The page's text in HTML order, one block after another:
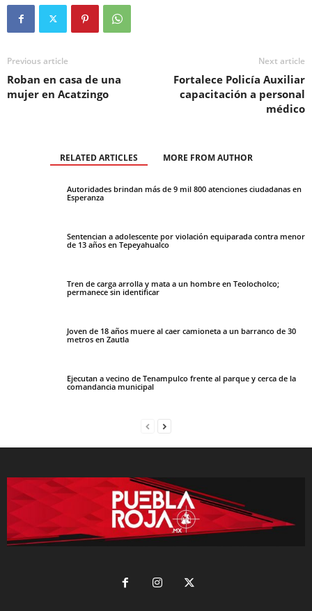
Previous article
Roban en casa de una
mujer en Acatzingo
Next article
Fortalece Policía Auxiliar
capacitación a personal
médico
RELATED ARTICLES MORE FROM AUTHOR
Autoridades brindan más de 9 mil 800 atenciones ciudadanas en
Esperanza
Sentencian a adolescente por violación equiparada contra menor
de 13 años en Tepeyahualco
Tren de carga arrolla y mata a un hombre en Teolocholco;
permanece sin identificar
Joven de 18 años muere al caer camioneta a un barranco de 30
metros en Zautla
Ejecutan a vecino de Tenampulco frente al parque y cerca de la
comandancia municipal